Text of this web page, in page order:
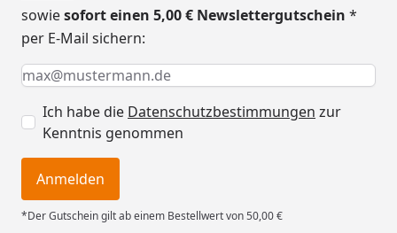
sowiesofort einen 5,00 € Newslettergutschein *
per E-Mail sichern:
Keine Eingabe erforderlich
Eingabe erforderlich
E-Mail *
Ich habe die Datenschutzbestimmungen zur
Kenntnis genommen
Anmelden
*Der Gutschein gilt ab einem Bestellwert von 50,00 €